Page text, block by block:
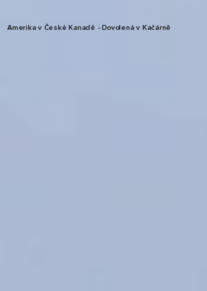
Amerika v České Kanadě - Dovolená v Kačárně